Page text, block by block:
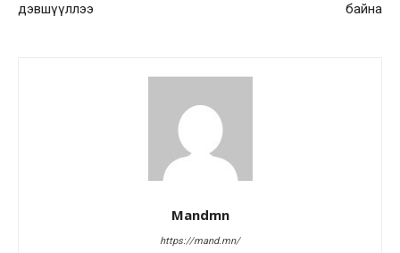
дэвшүүллээ
байна
Mandmn
https://mand.mn/